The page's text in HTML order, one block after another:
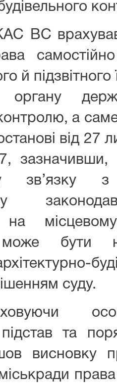
ВС
й
контролю, а
від 27
зв’язку з
на
бути
суду.
та
висновку